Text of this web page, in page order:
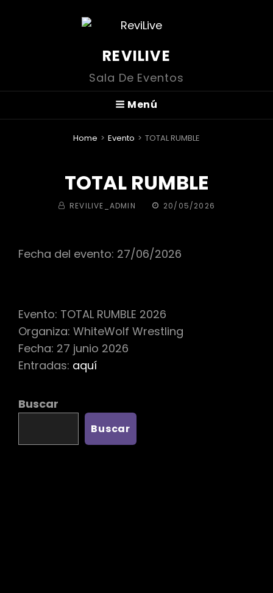
REVILIVE
Sala De Eventos
Menú
Home > Evento > TOTAL RUMBLE
TOTAL RUMBLE
BY REVILIVE_ADMIN
PUBLICADA
20/05/2026
Fecha del evento: 27/06/2026
Evento: TOTAL RUMBLE 2026
Organiza: WhiteWolf Wrestling
Fecha: 27 junio 2026
Entradas: aquí
Buscar
Buscar